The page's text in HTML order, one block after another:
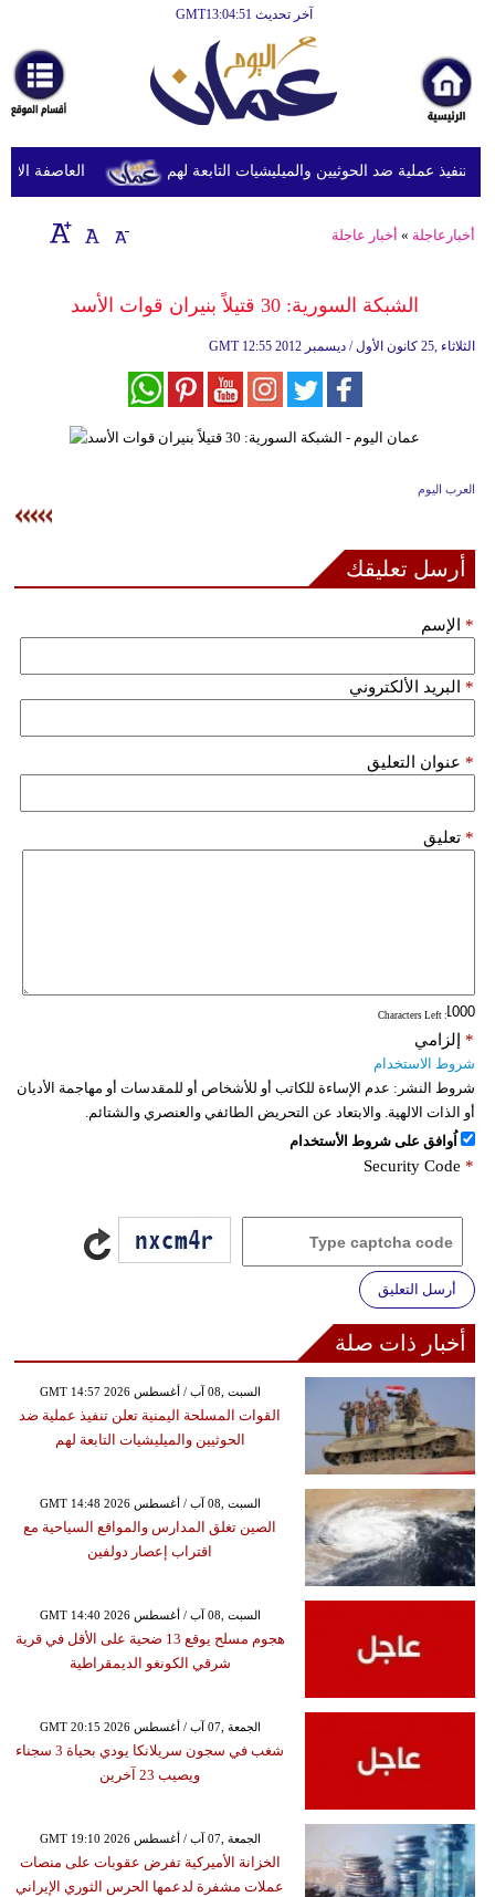
آخر تحديث GMT13:04:51
أخبارعاجلة
رياضة
ثقافة
إقتصاد
وموسيقى
وسفر
تعليم
سيارات
العاصفة عملية ضد الحوثيين والميليشيات التابعة لهم
أخبارعاجلة » أخبار عاجلة
الشبكة السورية: 30 قتيلاً بنيران قوات الأسد
GMT 12:55 2012 الثلاثاء ,25 كانون الأول / ديسمبر
العرب اليوم
أرسل تعليقك
الإسم *
البريد الألكتروني *
عنوان التعليق *
تعليق *
: Characters Left
إلزامي *
شروط الاستخدام
شروط النشر: عدم الإساءة للكاتب أو للأشخاص أو للمقدسات أو مهاجمة الأديان
أو الذات الالهية. والابتعاد عن التحريض الطائفي والعنصري والشتائم.
اُوافق على شروط الأستخدام
Security Code *
أرسل التعليق
أخبار ذات صلة
GMT 14:57 2026 السبت ,08 آب / أغسطس
القوات المسلحة اليمنية تعلن تنفيذ عملية ضد
الحوثيين والميليشيات التابعة لهم
GMT 14:48 2026 السبت ,08 آب / أغسطس
الصين تغلق المدارس والمواقع السياحية مع
اقتراب إعصار دولفين
GMT 14:40 2026 السبت ,08 آب / أغسطس
هجوم مسلح يوقع 13 ضحية على الأقل في قرية
شرقي الكونغو الديمقراطية
GMT 20:15 2026 الجمعة ,07 آب / أغسطس
شغب في سجون سريلانكا يودي بحياة 3 سجناء
ويصيب 23 آخرين
GMT 19:10 2026 الجمعة ,07 آب / أغسطس
الخزانة الأميركية تفرض عقوبات على منصات
عملات مشفرة لدعمها الحرس الثوري الإيراني